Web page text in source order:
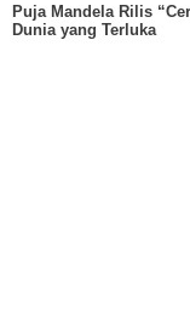
Puja Mandela Rilis
Dunia yang Terluka